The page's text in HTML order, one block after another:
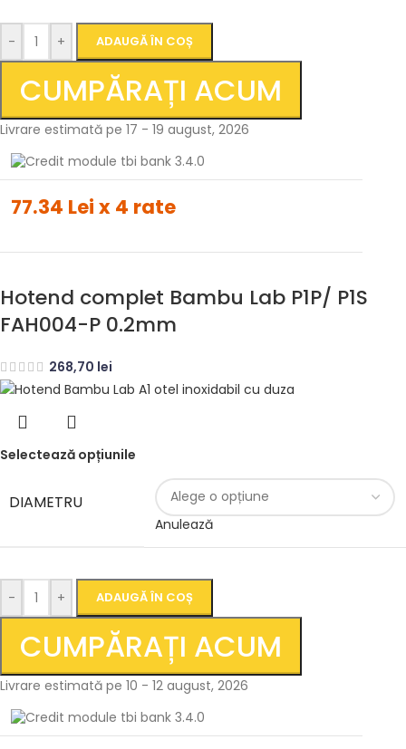
- + ADAUGĂ ÎN COȘ
CUMPĂRAȚI ACUM
Livrare estimată pe 17 - 19 august, 2026
77.34 Lei x 4 rate
Hotend complet Bambu Lab P1P/ P1S
FAH004-P 0.2mm
268,70 lei
Selectează opțiunile
DIAMETRU
Anulează
- + ADAUGĂ ÎN COȘ
CUMPĂRAȚI ACUM
Livrare estimată pe 10 - 12 august, 2026